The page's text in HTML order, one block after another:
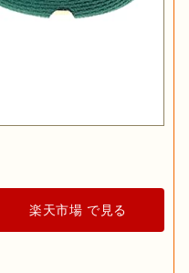
楽天市場 で見る